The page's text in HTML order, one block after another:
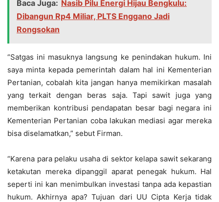
Baca Juga: Nasib Pilu Energi Hijau Bengkulu:
Dibangun Rp4 Miliar, PLTS Enggano Jadi
Rongsokan
“Satgas ini masuknya langsung ke penindakan hukum. Ini
saya minta kepada pemerintah dalam hal ini Kementerian
Pertanian, cobalah kita jangan hanya memikirkan masalah
yang terkait dengan beras saja. Tapi sawit juga yang
memberikan kontribusi pendapatan besar bagi negara ini
Kementerian Pertanian coba lakukan mediasi agar mereka
bisa diselamatkan,” sebut Firman.
“Karena para pelaku usaha di sektor kelapa sawit sekarang
ketakutan mereka dipanggil aparat penegak hukum. Hal
seperti ini kan menimbulkan investasi tanpa ada kepastian
hukum. Akhirnya apa? Tujuan dari UU Cipta Kerja tidak